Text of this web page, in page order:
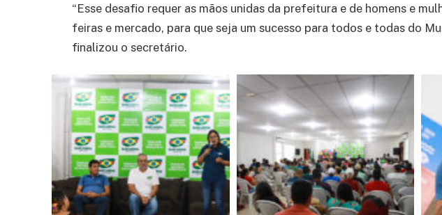
“Esse desafio requer as mãos unidas da prefeitura e de homens e
feiras e mercado, para que seja um sucesso para todos e todas do
finalizou o secretário.